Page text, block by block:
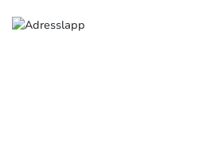
Slide 2 of 2